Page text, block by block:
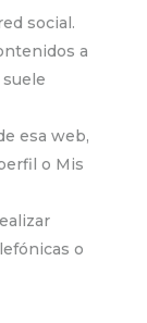
social.
a
esa web,
o Mis
o